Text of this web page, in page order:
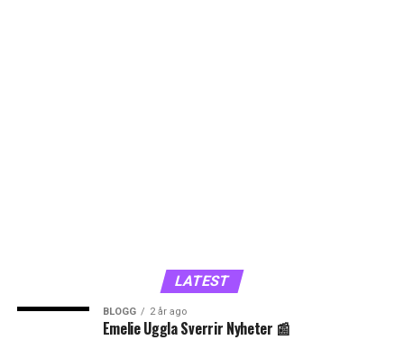
LATEST
BLOGG 2 år ago
Emelie Uggla Sverrir Nyheter 📰